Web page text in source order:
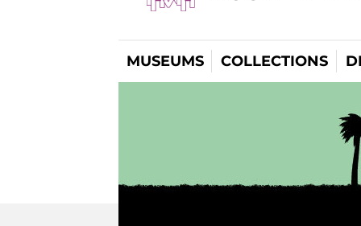
MUSEUMS COLLECTIONS